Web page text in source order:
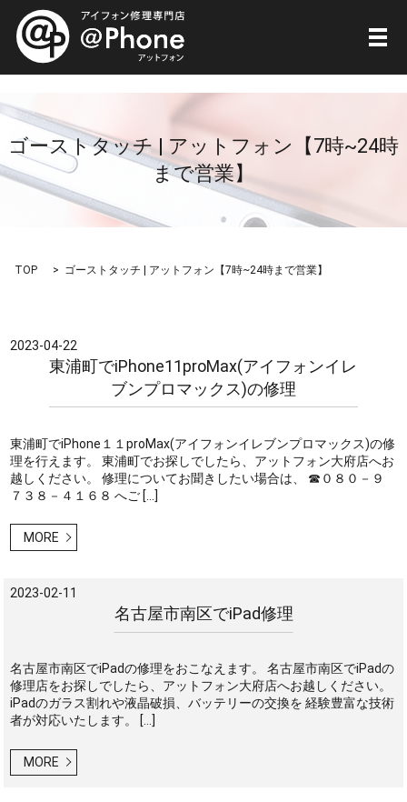
メ
ゴーストタッチ | アットフォン【7時~24時
まで営業】
TOP ゴーストタッチ | アットフォン【7時~24時まで営業】
2023-04-22
東浦町でiPhone11proMax(アイフォンイレ
ブンプロマックス)の修理
東浦町でiPhone１１proMax(アイフォンイレブンプロマックス)の修
理を行えます。 東浦町でお探しでしたら、アットフォン大府店へお
越しください。 修理についてお聞きしたい場合は、 ☎０８０－９
７３８－４１６８ へご […]
MORE
2023-02-11
名古屋市南区でiPad修理
名古屋市南区でiPadの修理をおこなえます。 名古屋市南区でiPadの
修理店をお探しでしたら、アットフォン大府店へお越しください。
iPadのガラス割れや液晶破損、バッテリーの交換を 経験豊富な技術
者が対応いたします。 […]
MORE